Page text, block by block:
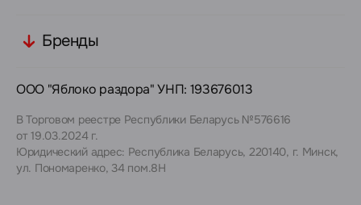
Бренды
ООО "Яблоко раздора" УНП: 193676013
В Торговом реестре Республики Беларусь №576616
от 19.03.2024 г.
Юридический адрес: Республика Беларусь, 220140, г. Минск,
ул. Пономаренко, 34 пом.8Н